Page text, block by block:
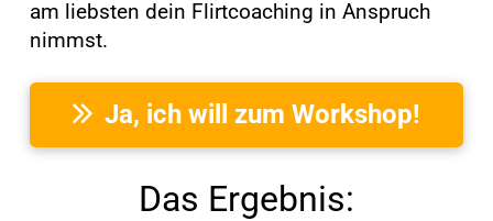
am liebsten dein Flirtcoaching in Anspruch
nimmst.
Ja, ich will zum Workshop!
Das Ergebnis: